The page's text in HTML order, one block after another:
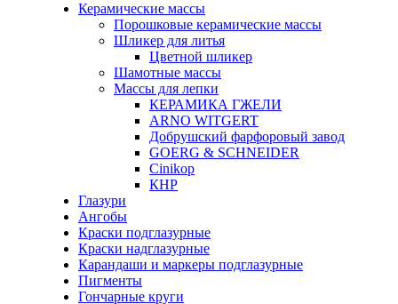
Керамические массы
Порошковые керамические массы
Шликер для литья
Цветной шликер
Шамотные массы
Массы для лепки
КЕРАМИКА ГЖЕЛИ
ARNO WITGERT
Добрушский фарфоровый завод
GOERG & SCHNEIDER
Cinikop
КНР
Глазури
Ангобы
Краски подглазурные
Краски надглазурные
Карандаши и маркеры подглазурные
Пигменты
Гончарные круги